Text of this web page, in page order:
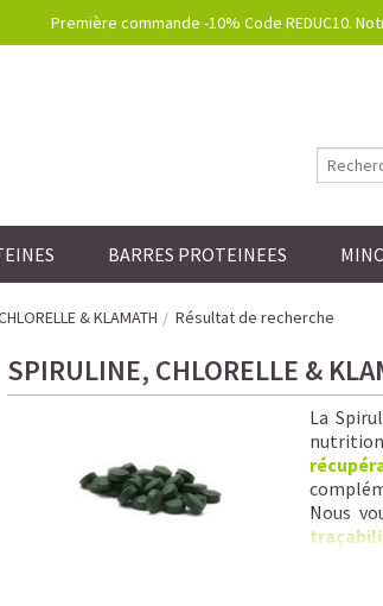
Première commande -10% Code REDUC10.
BARRES PROTEINEES
& KLAMATH Résultat de recherche
SPIRULINE, CHLORELLE &
La
Nous